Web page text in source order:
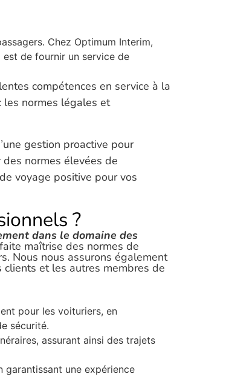
Chez Optimum Interim,
de fournir un service de
compétences en service à la
les normes légales et
gestion proactive pour
normes élevées de
voyage positive pour vos
?
dans le domaine des
maîtrise des normes de
Nous nous assurons également
et les autres membres de
pour les voituriers, en
sécurité.
assurant ainsi des trajets
garantissant une expérience